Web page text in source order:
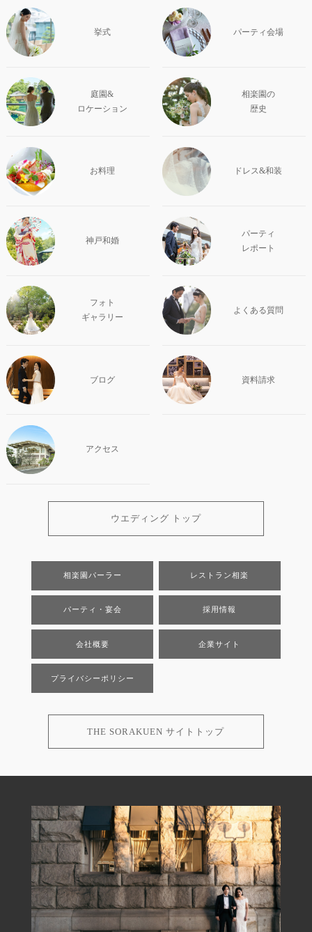
挙式 パーティ会場
庭園&
ロケーション
相楽園の
歴史
お料理 ドレス&和装
神戸和婚
パーティ
レポート
フォト
ギャラリー
よくある質問
ブログ 資料請求
アクセス
ウエディング トップ
相楽園パーラー レストラン相楽
パーティ・宴会 採用情報
会社概要 企業サイト
プライバシーポリシー
THE SORAKUEN サイトトップ